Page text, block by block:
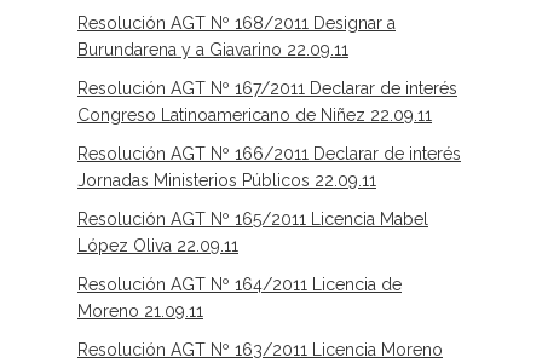
Resolución AGT Nº 168/2011 Designar a
Burundarena y a Giavarino 22.09.11
Resolución AGT Nº 167/2011 Declarar de interés
Congreso Latinoamericano de Niñez 22.09.11
Resolución AGT Nº 166/2011 Declarar de interés
Jornadas Ministerios Públicos 22.09.11
Resolución AGT Nº 165/2011 Licencia Mabel
López Oliva 22.09.11
Resolución AGT Nº 164/2011 Licencia de
Moreno 21.09.11
Resolución AGT Nº 163/2011 Licencia Moreno